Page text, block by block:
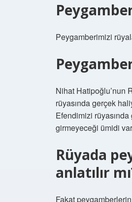
Peygamberimizi
Nihat Hatipoğlu’nun
rüyasında gerçek
Efendimizi
girmeyeceği ümidi
Rüyada
anlatılır
Fakat